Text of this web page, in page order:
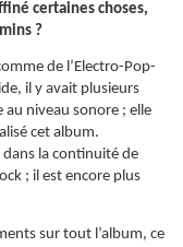
certaines choses,
?
de l’Electro-Pop-
il y avait plusieurs
au niveau sonore ; elle
cet album.
dans la continuité de
; il est encore plus
sur tout l’album, ce